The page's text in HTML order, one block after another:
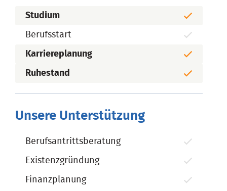
Studium
Berufsstart
Karriereplanung
Ruhestand
Unsere Unterstützung
Berufsantrittsberatung
Existenzgründung
Finanzplanung